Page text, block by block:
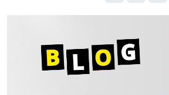
Grauer Hintergrund
Schriftzug Blog und